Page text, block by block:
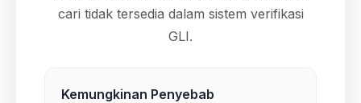
cari tidak tersedia dalam sistem verifikasi
GLI.
Kemungkinan Penyebab